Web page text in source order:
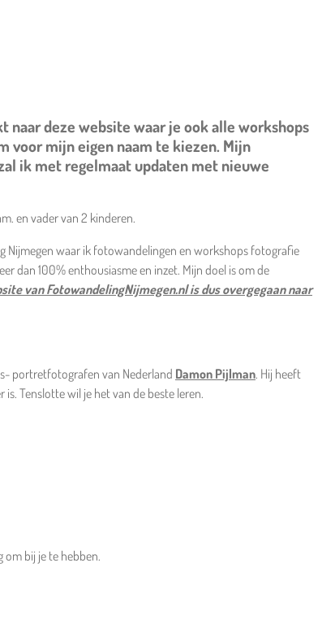
naar deze website waar je ook alle workshops
voor mijn eigen naam te kiezen. Mijn
ik met regelmaat updaten met nieuwe
en vader van 2 kinderen.
Nijmegen waar ik fotowandelingen en workshops fotografie
dan 100% enthousiasme en inzet. Mijn doel is om de
van FotowandelingNijmegen.nl is dus overgegaan naar
portretfotografen van Nederland Damon Pijlman. Hij heeft
Tenslotte wil je het van de beste leren.
bij je te hebben.